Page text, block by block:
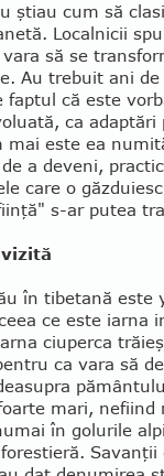
ştiau cum să
Localnicii
să se
Au trebuit ani
faptul că este
ca
mai este ea
a deveni,
care o
s-ar pu­tea
în tibetană
ce este iarna
ciuperca
ca vara să
mari, nefiind
în golurile